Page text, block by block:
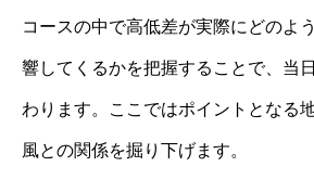
コースの中で高低差が実際にどのよ
響してくるかを把握することで、当
わります。ここではポイントとなる
風との関係を掘り下げます。